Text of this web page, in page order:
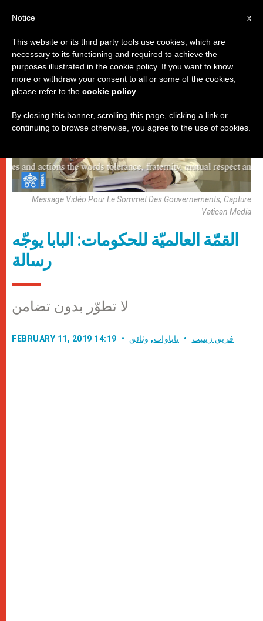
باباوات,وثائق
Message Vidéo Pour Le Sommet Des Gouvernements, Capture
Vatican Media
القمّة العالميّة للحكومات: البابا يوجّه
رسالة
لا تطوّر بدون تضامن
FEBRUARY 11, 2019 14:19 فريق زينيت باباوات, وثائق
x
Notice
This website or its third party tools use cookies, which are
necessary to its functioning and required to achieve the
purposes illustrated in the cookie policy. If you want to know
more or withdraw your consent to all or some of the cookies,
please refer to the cookie policy
By closing this banner, scrolling this page, clicking a link or
continuing to browse otherwise, you agree to the use of cookies.